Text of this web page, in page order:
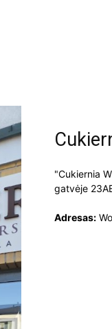
"Cukiernia
gatvėje
Adresas: